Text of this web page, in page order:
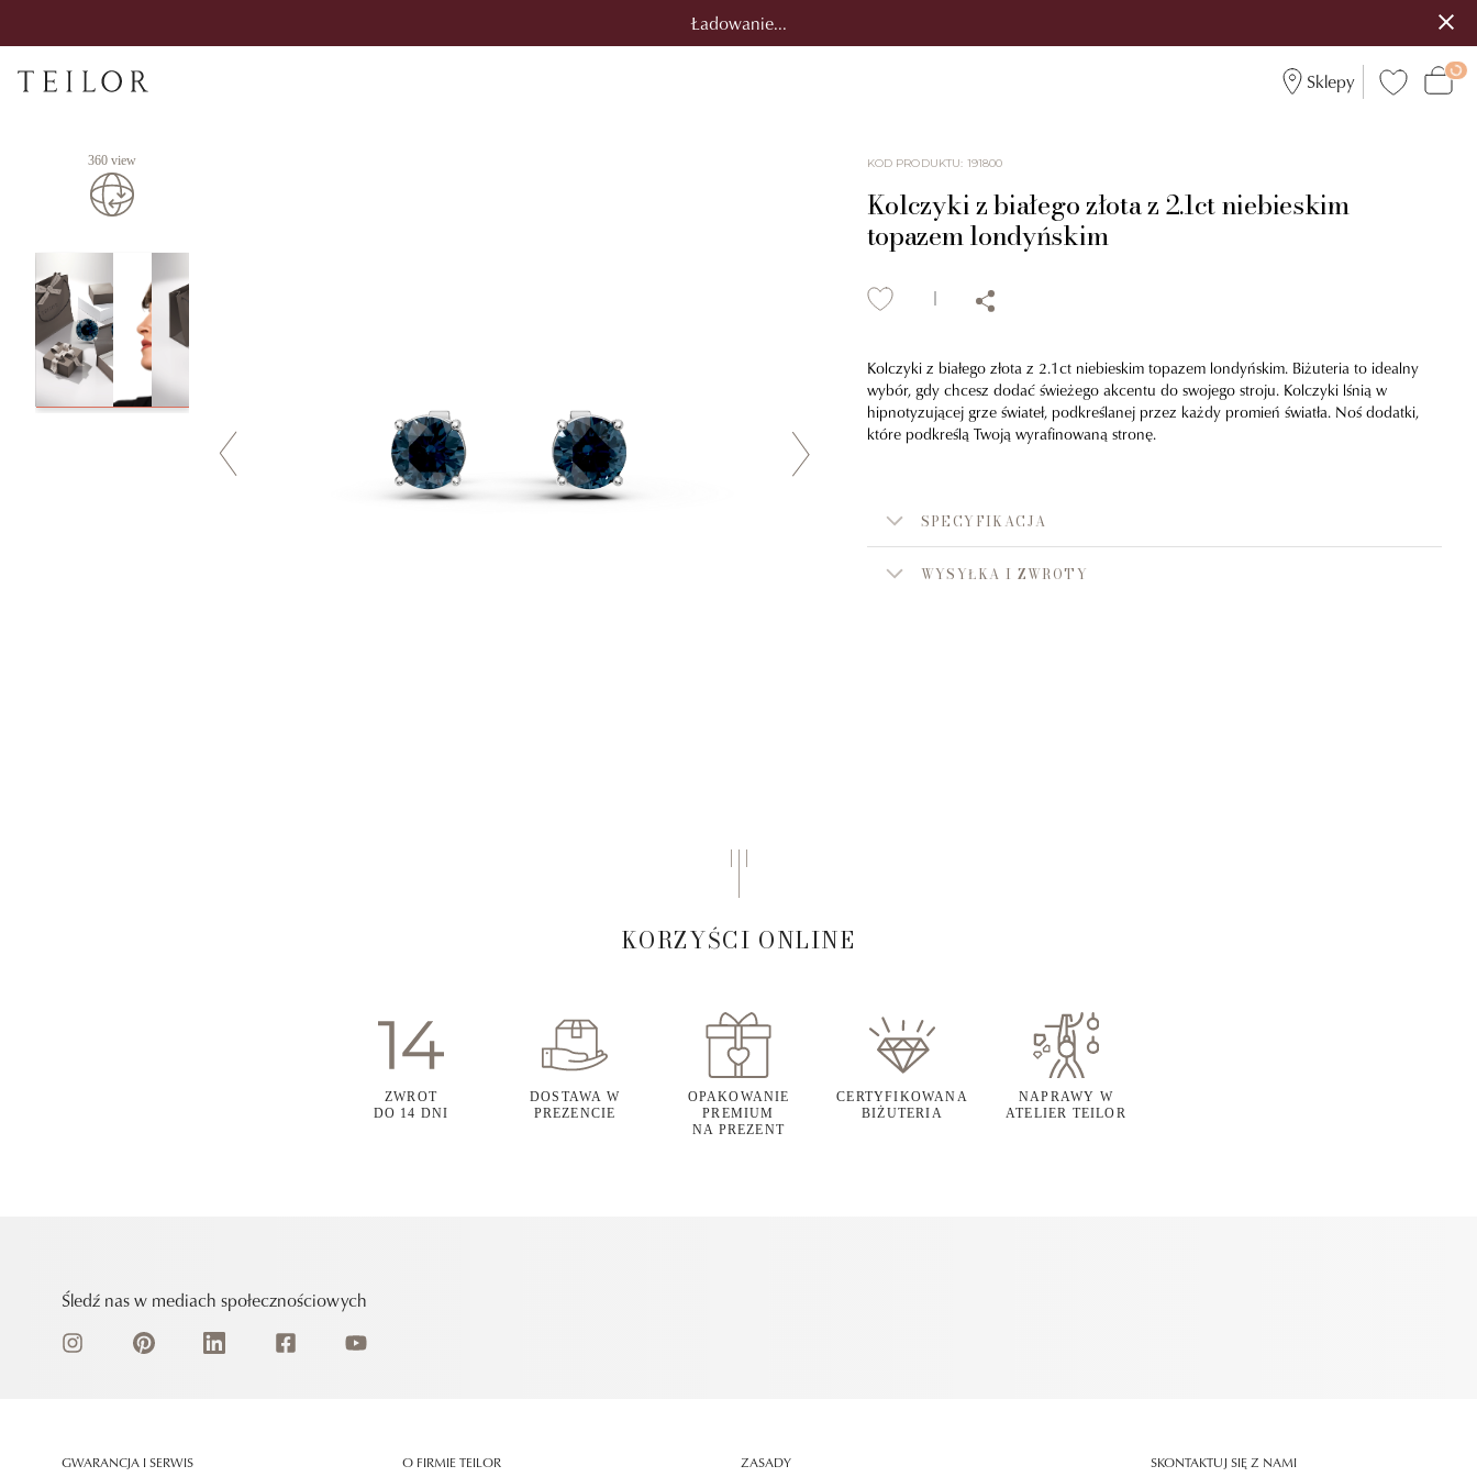
Ładowanie...
Sklepy
360 view KOD PRODUKTU: 191800
Kolczyki z białego złota z 2.1ct niebieskim
topazem londyńskim
Kolczyki z białego złota z 2.1ct niebieskim topazem londyńskim. Biżuteria to idealny
wybór, gdy chcesz dodać świeżego akcentu do swojego stroju. Kolczyki lśnią w
hipnotyzującej grze świateł, podkreślanej przez każdy promień światła. Noś dodatki,
które podkreślą Twoją wyrafinowaną stronę.
SPECYFIKACJA
WYSYŁKA I ZWROTY
KORZYŚCI ONLINE
ZWROT
DO 14 DNI
DOSTAWA W
PREZENCIE
OPAKOWANIE
PREMIUM
NA PREZENT
CERTYFIKOWANA
BIŻUTERIA
NAPRAWY W
ATELIER TEILOR
Śledź nas w mediach społecznościowych
GWARANCJA I SERWIS O FIRMIE TEILOR ZASADY SKONTAKTUJ SIĘ Z NAMI